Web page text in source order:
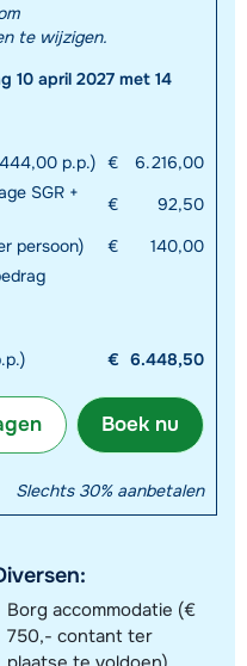
te wijzigen.
10 april 2027 met 14
p.p.) €
6.216,00
SGR +
€
92,50
persoon) €
140,00
€ 6.448,50
Boek nu
Slechts 30% aanbetalen
Borg accommodatie (€
750,- contant ter